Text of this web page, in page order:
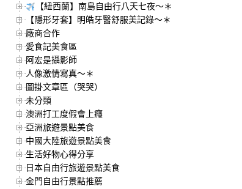
【紐西蘭】南島自由行八天七夜～＊
【隱形牙套】明皓牙醫舒服美記錄～＊
廠商合作
愛食記美食區
阿宏是攝影師
人像激情寫真～＊
圖掛文章區（哭哭）
未分類
澳洲打工度假會上癮
亞洲旅遊景點美食
中國大陸旅遊景點美食
生活好物心得分享
日本自由行旅遊景點美食
金門自由行景點推薦